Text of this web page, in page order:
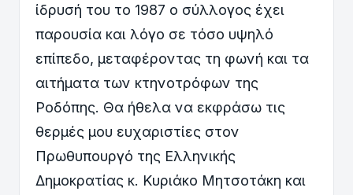
ίδρυσή του το 1987 ο σύλλογος έχει
παρουσία και λόγο σε τόσο υψηλό
επίπεδο, μεταφέροντας τη φωνή και τα
αιτήματα των κτηνοτρόφων της
Ροδόπης. Θα ήθελα να εκφράσω τις
θερμές μου ευχαριστίες στον
Πρωθυπουργό της Ελληνικής
Δημοκρατίας κ. Κυριάκο Μητσοτάκη και